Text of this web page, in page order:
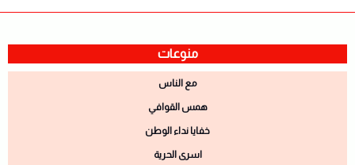
منوعات
مع الناس
همس القوافي
خفايا نداء الوطن
اسرى الحرية